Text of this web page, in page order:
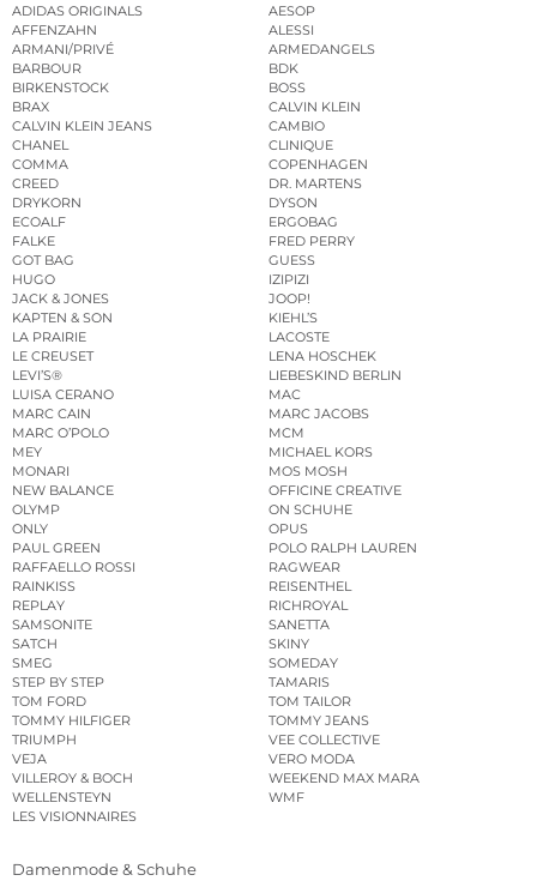
ADIDAS ORIGINALS
AESOP
AFFENZAHN
ALESSI
ARMANI/PRIVÉ
ARMEDANGELS
BARBOUR
BDK
BIRKENSTOCK
BOSS
BRAX
CALVIN KLEIN
CALVIN KLEIN JEANS
CAMBIO
CHANEL
CLINIQUE
COMMA
COPENHAGEN
CREED
DR. MARTENS
DRYKORN
DYSON
ECOALF
ERGOBAG
FALKE
FRED PERRY
GOT BAG
GUESS
HUGO
IZIPIZI
JACK & JONES
JOOP!
KAPTEN & SON
KIEHL’S
LA PRAIRIE
LACOSTE
LE CREUSET
LENA HOSCHEK
LEVI’S®
LIEBESKIND BERLIN
LUISA CERANO
MAC
MARC CAIN
MARC JACOBS
MARC O’POLO
MCM
MEY
MICHAEL KORS
MONARI
MOS MOSH
NEW BALANCE
OFFICINE CREATIVE
OLYMP
ON SCHUHE
ONLY
OPUS
PAUL GREEN
POLO RALPH LAUREN
RAFFAELLO ROSSI
RAGWEAR
RAINKISS
REISENTHEL
REPLAY
RICHROYAL
SAMSONITE
SANETTA
SATCH
SKINY
SMEG
SOMEDAY
STEP BY STEP
TAMARIS
TOM FORD
TOM TAILOR
TOMMY HILFIGER
TOMMY JEANS
TRIUMPH
VEE COLLECTIVE
VEJA
VERO MODA
VILLEROY & BOCH
WEEKEND MAX MARA
WELLENSTEYN
WMF
LES VISIONNAIRES
Damenmode & Schuhe